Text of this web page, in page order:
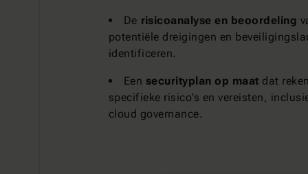
De risicoanalyse en beoordeling
potentiële dreigingen en
identificeren.
Een securityplan op maat dat
specifieke risico’s en vereisten,
cloud governance.